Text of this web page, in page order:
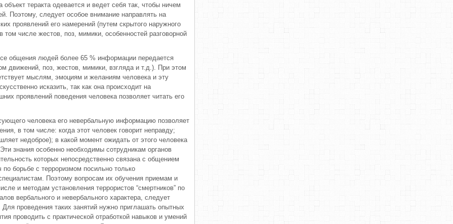
теракта одевается и ведет себя так, чтобы ничем
Поэтому, следует особое внимание направлять на
проявлений его намерений (путем скрытого наружного
числе жестов, поз, мимики, особенностей разговорной
общения людей более 65 % информации передается
движений, поз, жестов, мимики, взгляда и т.д.). При этом
мыслям, эмоциям и желаниям человека и эту
исказить, так как она происходит на
проявлений поведения человека позволяет читать его
человека его невербальную информацию позволяет
в том числе: когда этот человек говорит неправду;
недоброе); в какой момент ожидать от этого человека
знания особенно необходимы сотрудникам органов
которых непосредственно связана с общением
борьбе с терроризмом посильно только
Поэтому вопросам их обучения приемам и
и методам установления террористов “смертников” по
вербального и невербального характера, следует
проведения таких занятий нужно приглашать опытных
проводить с практической отработкой навыков и умений